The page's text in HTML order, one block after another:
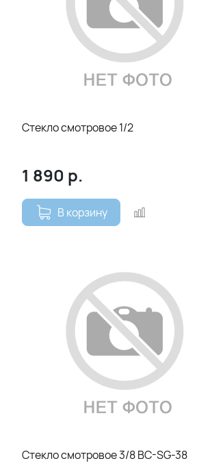
Стекло смотровое 1/2
1 890 р.
В корзину
Стекло смотровое 3/8 BC-SG-38